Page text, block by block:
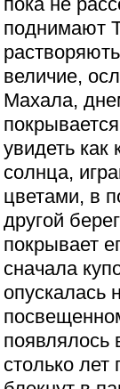
поднимают
величие,
Махала,
увидеть как
солнца,
цветами, в
другой
покрывает
сначала
опускалась
появлялось
столько